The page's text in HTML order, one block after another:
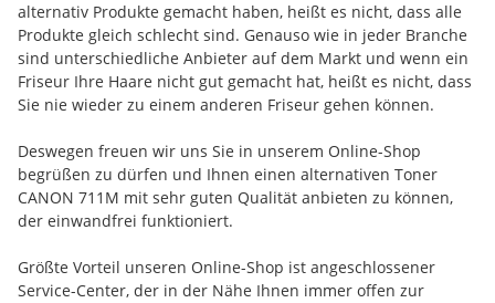
alternativ Produkte gemacht haben, heißt es nicht, dass alle
Produkte gleich schlecht sind. Genauso wie in jeder Branche
sind unterschiedliche Anbieter auf dem Markt und wenn ein
Friseur Ihre Haare nicht gut gemacht hat, heißt es nicht, dass
Sie nie wieder zu einem anderen Friseur gehen können.
Deswegen freuen wir uns Sie in unserem Online-Shop
begrüßen zu dürfen und Ihnen einen alternativen Toner
CANON 711M mit sehr guten Qualität anbieten zu können,
der einwandfrei funktioniert.
Größte Vorteil unseren Online-Shop ist angeschlossener
Service-Center, der in der Nähe Ihnen immer offen zur